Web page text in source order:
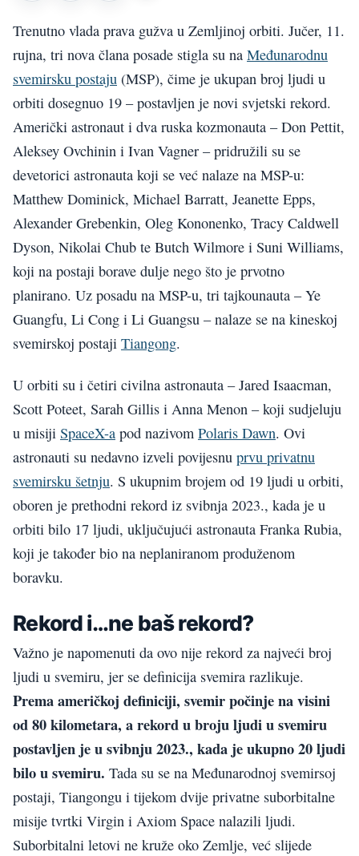
Trenutno vlada prava gužva u Zemljinoj orbiti. Jučer, 11.
rujna, tri nova člana posade stigla su na Međunarodnu
svemirsku postaju (MSP), čime je ukupan broj ljudi u
orbiti dosegnuo 19 – postavljen je novi svjetski rekord.
Američki astronaut i dva ruska kozmonauta – Don Pettit,
Aleksey Ovchinin i Ivan Vagner – pridružili su se
devetorici astronauta koji se već nalaze na MSP-u:
Matthew Dominick, Michael Barratt, Jeanette Epps,
Alexander Grebenkin, Oleg Kononenko, Tracy Caldwell
Dyson, Nikolai Chub te Butch Wilmore i Suni Williams,
koji na postaji borave dulje nego što je prvotno
planirano. Uz posadu na MSP-u, tri tajkounauta – Ye
Guangfu, Li Cong i Li Guangsu – nalaze se na kineskoj
svemirskoj postaji Tiangong.
U orbiti su i četiri civilna astronauta – Jared Isaacman,
Scott Poteet, Sarah Gillis i Anna Menon – koji sudjeluju
u misiji SpaceX-a pod nazivom Polaris Dawn. Ovi
astronauti su nedavno izveli povijesnu prvu privatnu
svemirsku šetnju. S ukupnim brojem od 19 ljudi u orbiti,
oboren je prethodni rekord iz svibnja 2023., kada je u
orbiti bilo 17 ljudi, uključujući astronauta Franka Rubia,
koji je također bio na neplaniranom produženom
boravku.
Rekord i…ne baš rekord?
Važno je napomenuti da ovo nije rekord za najveći broj
ljudi u svemiru, jer se definicija svemira razlikuje.
Prema američkoj definiciji, svemir počinje na visini
od 80 kilometara, a rekord u broju ljudi u svemiru
postavljen je u svibnju 2023., kada je ukupno 20 ljudi
bilo u svemiru. Tada su se na Međunarodnoj svemirsoj
postaji, Tiangongu i tijekom dvije privatne suborbitalne
misije tvrtki Virgin i Axiom Space nalazili ljudi.
Suborbitalni letovi ne kruže oko Zemlje, već slijede